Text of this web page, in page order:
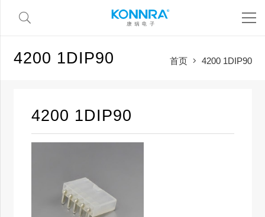
4200 1DIP90 首页 4200 1DIP90
4200 1DIP90